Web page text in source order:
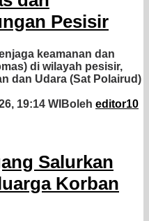
Pesisir
keamanan dan
di wilayah pesisir,
dan Udara (Sat Polairud)
19:14 WIBoleh editor10
Salurkan
Korban